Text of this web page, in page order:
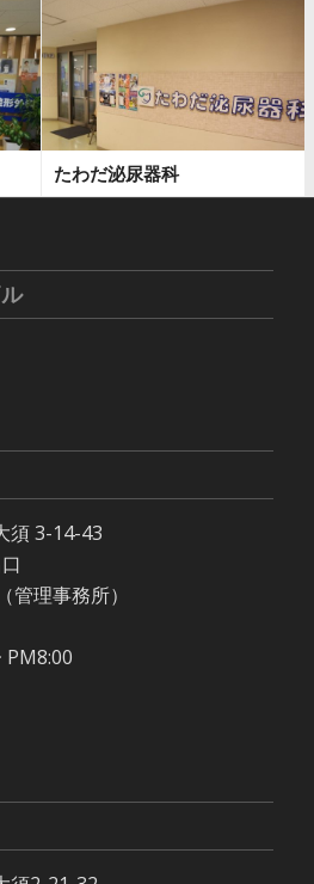
たわだ泌尿器科
須 3-14-43
理事務所）
PM8:00